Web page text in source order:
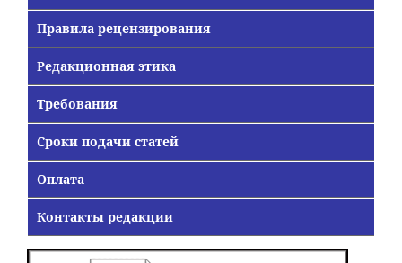
Правила рецензирования
Редакционная этика
Требования
Сроки подачи статей
Оплата
Контакты редакции